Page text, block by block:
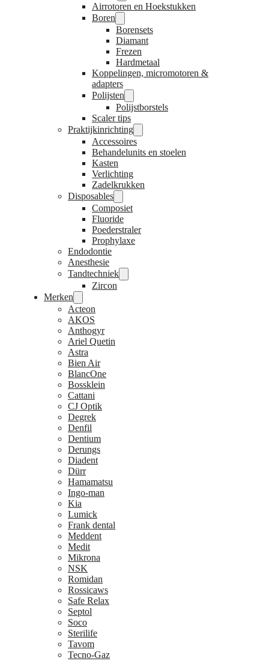
Airrotoren en Hoekstukken
Boren
Borensets
Diamant
Frezen
Hardmetaal
Koppelingen, micromotoren &
adapters
Polijsten
Polijstborstels
Scaler tips
Praktijkinrichting
Accessoires
Behandelunits en stoelen
Kasten
Verlichting
Zadelkrukken
Disposables
Composiet
Fluoride
Poederstraler
Prophylaxe
Endodontie
Anesthesie
Tandtechniek
Zircon
Merken
Acteon
AKOS
Anthogyr
Ariel Quetin
Astra
Bien Air
BlancOne
Bossklein
Cattani
CJ Optik
Degrek
Denfil
Dentium
Derungs
Diadent
Dürr
Hamamatsu
Ingo-man
Kia
Lumick
Frank dental
Meddent
Medit
Mikrona
NSK
Romidan
Rossicaws
Safe Relax
Septol
Soco
Sterilife
Tavom
Tecno-Gaz